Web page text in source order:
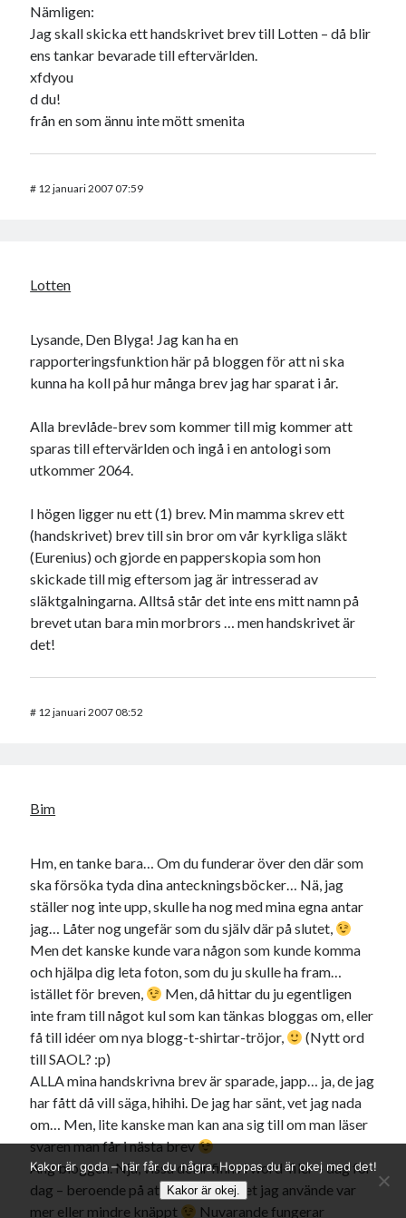
Nämligen:
Jag skall skicka ett handskrivet brev till Lotten – då blir
ens tankar bevarade till eftervärlden.
xfdyou
d du!
från en som ännu inte mött smenita
# 12 januari 2007 07:59
Lotten
Lysande, Den Blyga! Jag kan ha en
rapporteringsfunktion här på bloggen för att ni ska
kunna ha koll på hur många brev jag har sparat i år.
Alla brevlåde-brev som kommer till mig kommer att
sparas till eftervärlden och ingå i en antologi som
utkommer 2064.
I högen ligger nu ett (1) brev. Min mamma skrev ett
(handskrivet) brev till sin bror om vår kyrkliga släkt
(Eurenius) och gjorde en papperskopia som hon
skickade till mig eftersom jag är intresserad av
släktgalningarna. Alltså står det inte ens mitt namn på
brevet utan bara min morbrors … men handskrivet är
det!
# 12 januari 2007 08:52
Bim
Hm, en tanke bara… Om du funderar över den där som
ska försöka tyda dina anteckningsböcker… Nä, jag
ställer nog inte upp, skulle ha nog med mina egna antar
jag… Låter nog ungefär som du själv där på slutet,
Men det kanske kunde vara någon som kunde komma
och hjälpa dig leta foton, som du ju skulle ha fram…
istället för breven,
Men, då hittar du ju egentligen
inte fram till något kul som kan tänkas bloggas om, eller
få till idéer om nya blogg-t-shirtar-tröjor,
(Nytt ord
till SAOL? :p)
ALLA mina handskrivna brev är sparade, japp… ja, de jag
har fått då vill säga, hihihi. De jag har sänt, vet jag nada
om… Men, lite kanske man kan ana sig till om man läser
svaren man får i nästa brev
Ang bloggen. Nja, vissa delar finns i word-filer – dag för
dag – beroende på att gamla scriptet jag använde var
mer eller mindre knäppt
Nuvarande fungerar
Kakor är goda – här får du några. Hoppas du är okej med det!
Kakor är okej.